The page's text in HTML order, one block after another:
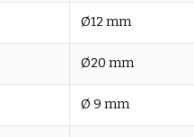
Ø12 mm
Ø20 mm
Ø 9 mm